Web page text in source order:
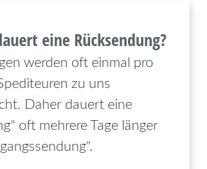
eine Rücksendung?
werden oft einmal pro
zu uns
Daher dauert eine
oft mehrere Tage länger